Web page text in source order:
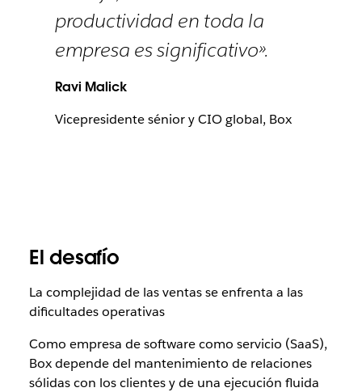
productividad en toda la
empresa es significativo».
Ravi Malick
Vicepresidente sénior y CIO global, Box
El desafío
La complejidad de las ventas se enfrenta a las
dificultades operativas
Como empresa de software como servicio (SaaS),
Box depende del mantenimiento de relaciones
sólidas con los clientes y de una ejecución fluida